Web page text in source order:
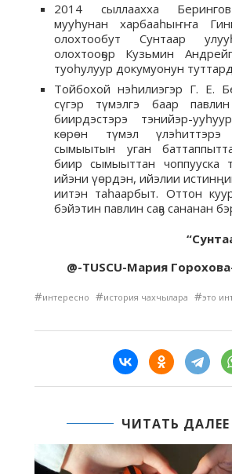
2014 сыллаахха
мууһунан харбааһыҥҥа
олохтообут Сунтаар
олохтооҕор Кузьмин
туоһулуур докумуонун
Тойбохой нэһилиэгэр Г. Е.
сүгэр түмэлгэ баар
биирдэстэрэ тэнийэр-
көрөн түмэл үлэһиттэрэ
сымыытын уган
биир сымыыттан чоппууска
ийэни үөрдэн, ийэлии
иитэн таһаарбыт. Оттон
бэйэтин павлин саҕа сананан
@-TUSCU-Мария
#интересно #история чахчылара #это
ЧИТАТЬ ДАЛЕЕ